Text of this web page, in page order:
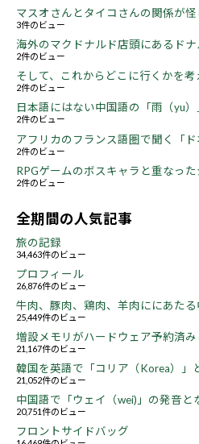
マスオさんとタイコさんの関係が怪
3件のビュー
海外のマクドナルド店頭にあるドナ
2件のビュー
そして、これからどこに行くかを考
2件のビュー
日本語にはない中国語の「雨（yu
2件のビュー
アフリカのフランス語圏で聞く「
2件のビュー
RPGゲームのボスキャラと重なっ
2件のビュー
全期間の人気記事
旅の記録
34,463件のビュー
プロフィール
26,876件のビュー
牛肉、豚肉、鶏肉、羊肉ににあた
25,449件のビュー
増設メモリがハードウェア予約済
21,167件のビュー
韓国を英語で「コリア（Korea）」
21,052件のビュー
中国語で「ウェイ（wei)」の発音と
20,751件のビュー
フロントサイドバッグ